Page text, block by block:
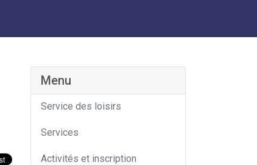
Menu
Service des loisirs
Services
Activités et inscription